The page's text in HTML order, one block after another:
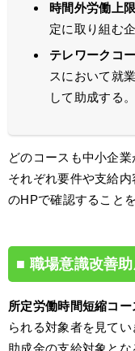
時間外労働上
定に取り組む
テレワークコ
スにおいて就
して助成する。
どのコースも中小企業
それぞれ要件や支給
のHPで確認すること
職場意識改善
所定労働時間短縮コー
られる対象者を見てい